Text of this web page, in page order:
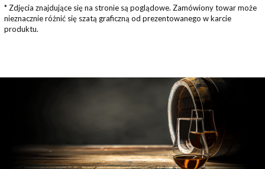
* Zdjęcia znajdujące się na stronie są poglądowe. Zamówiony towar może
nieznacznie różnić się szatą graficzną od prezentowanego w karcie
produktu.